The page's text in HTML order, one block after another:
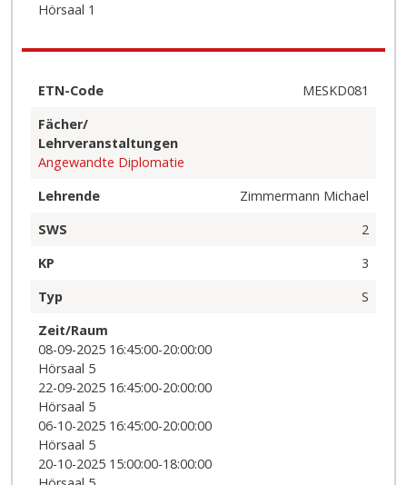
Hörsaal 1
ETN-Code
MESKD081
Fächer/
Lehrveranstaltungen
Angewandte Diplomatie
Lehrende
Zimmermann Michael
SWS
2
KP
3
Typ
S
Zeit/Raum
08-09-2025 16:45:00-20:00:00
Hörsaal 5
22-09-2025 16:45:00-20:00:00
Hörsaal 5
06-10-2025 16:45:00-20:00:00
Hörsaal 5
20-10-2025 15:00:00-18:00:00